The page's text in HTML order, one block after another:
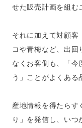
せた販売計画を組む
それに加えて対顧客
コや青梅など、出回
なくお客側も、「今
う」ことがよくある
産地情報を得たらす
り」を発信し、いつ